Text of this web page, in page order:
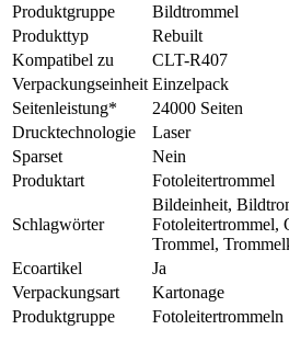
Produktgruppe
Bildtrommel
Produkttyp
Rebuilt
Kompatibel zu
CLT-R407
Verpackungseinheit Einzelpack
Seitenleistung*
24000 Seiten
Drucktechnologie
Laser
Sparset
Nein
Produktart
Fotoleitertrommel
Schlagwörter
Bildeinheit,
Fotoleitertrommel,
Trommel,
Ecoartikel
Ja
Verpackungsart
Kartonage
Produktgruppe
Fotoleitertrommeln